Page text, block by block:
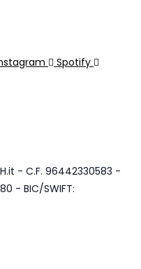
Spotify
- C.F. 96442330583 -
- BIC/SWIFT: